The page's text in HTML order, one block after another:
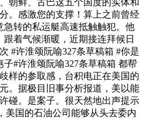
朝鲜、古巴这五个国度的实体和
。感激您的支撑！算上之前曾经
急转的私运艇高速抵触触犯。他
着气候渐暖，近期接连拜候日
#许淮颂阮喻327条草稿箱 #你是
#许淮颂阮喻327条草稿箱 都帮
样的参取感，台积电正在美国的
。据极目旧事分析报道，美以能
碰。是案子。很天然地出声提示
美国的石油公司能够从头去委内